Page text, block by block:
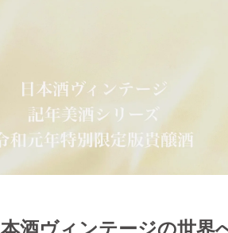
酒ヴィンテージの世界